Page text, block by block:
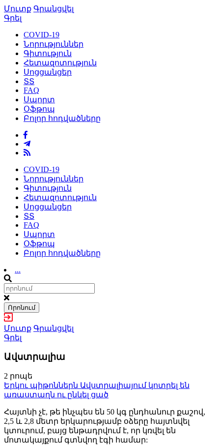
Մուտք Գրանցվել
Գրել
COVID-19
Նորություններ
Գիտություն
Հետազոտություն
Սոցցանցեր
ՏՏ
FAQ
Սպորտ
Օֆթոպ
Բոլոր հոդվածները
COVID-19
Նորություններ
Գիտություն
Հետազոտություն
Սոցցանցեր
ՏՏ
FAQ
Սպորտ
Օֆթոպ
Բոլոր հոդվածները
...
Որոնում
Մուտք Գրանցվել
Գրել
Ավստրալիա
2 րոպե
Երկու պիթոններն Ավստրալիայում կոտրել են
առաստաղն ու ընկել ցած
Հայտնի չէ, թե ինչպես են 50 կգ ընդհանուր քաշով,
2,5 և 2,8 մետր երկարությամբ օձերը հայտնվել
կտուրում, բայց ենթադրվում է, որ կռվել են
մոտակայքում գտնվող էգի համար: